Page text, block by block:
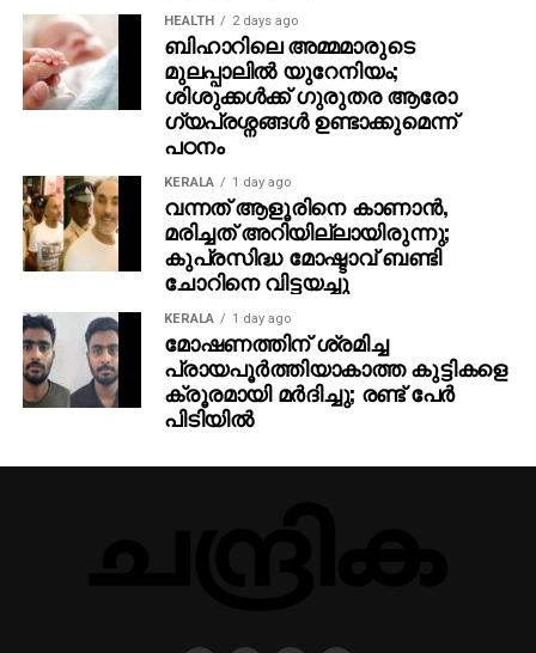
HEALTH 2 days ago
ബിഹാറിലെ അമ്മമാരുടെ
മുലപ്പാലിൽ യുറേനിയം;
ശിശുക്കൾക്ക് ​ഗുരുതര ആരോ​
ഗ്യപ്രശ്നങ്ങൾ ഉണ്ടാക്കുമെന്ന്
പഠനം
KERALA 1 day ago
വന്നത് ആളൂരിനെ കാണാന്‍,
മരിച്ചത് അറിയില്ലായിരുന്നു;
കുപ്രസിദ്ധ മോഷ്ടാവ് ബണ്ടി
ചോറിനെ വിട്ടയച്ചു
KERALA 1 day ago
മോഷണത്തിന് ശ്രമിച്ച
പ്രായപൂര്‍ത്തിയാകാത്ത കുട്ടികളെ
ക്രൂരമായി മര്‍ദിച്ചു; രണ്ട് പേര്‍
പിടിയില്‍